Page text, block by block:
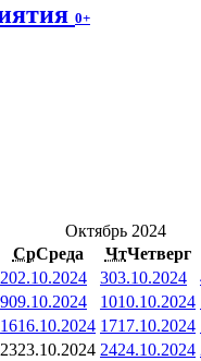
0+
Октябрь 2024
СрСреда ЧтЧетверг
202.10.2024 303.10.2024
909.10.2024 1010.10.2024
1616.10.2024 1717.10.2024
2323.10.2024 2424.10.2024